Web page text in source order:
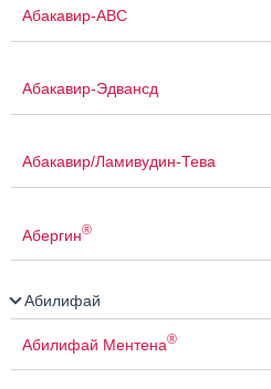
Абакавир-АВС
Абакавир-Эдвансд
Абакавир/Ламивудин-Тева
Абергин®
Абилифай
Абилифай Ментена®